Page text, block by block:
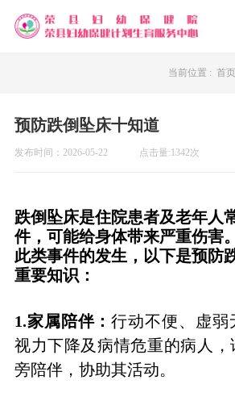
当前位置 : 首页
预防跌倒坠床十知道
发布时间： 2026-05-22 点击量:1342次
跌倒坠床是住院患者及老年人
件，可能给身体带来严重伤害
此类事件的发生，以下是预防
重要知识：
1.家属陪伴：行动不便、虚弱
视力下降及病情危重的病人
旁陪伴，协助其活动。